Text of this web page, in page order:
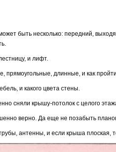
быть несколько: передний,
и лифт.
прямоугольные, длинные, и как
и какого цвета стены.
сняли крышу-потолок с целого
верно. Да еще не позабыть
антенны, и если крыша плоская,